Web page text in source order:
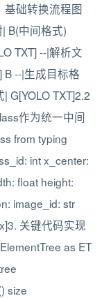
基础转换流程图
B(中间格式)
TXT] --|解析文
B --|生成目标格
G[YOLO TXT]2.2
作为统一中间
from typing
int x_center:
float height:
image_id: str
关键代码实现
as ET
size